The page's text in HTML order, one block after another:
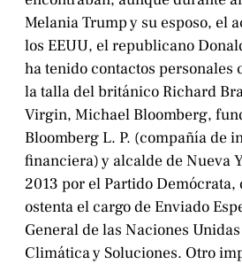
Melania Trump y su esposo, el
los EEUU, el republicano
ha tenido contactos personales
la talla del británico Richard
Virgin, Michael Bloomberg,
Bloomberg L. P. (compañía de
financiera) y alcalde de Nueva
2013 por el Partido Demócrata,
ostenta el cargo de Enviado
General de las Naciones
Climática y Soluciones. Otro